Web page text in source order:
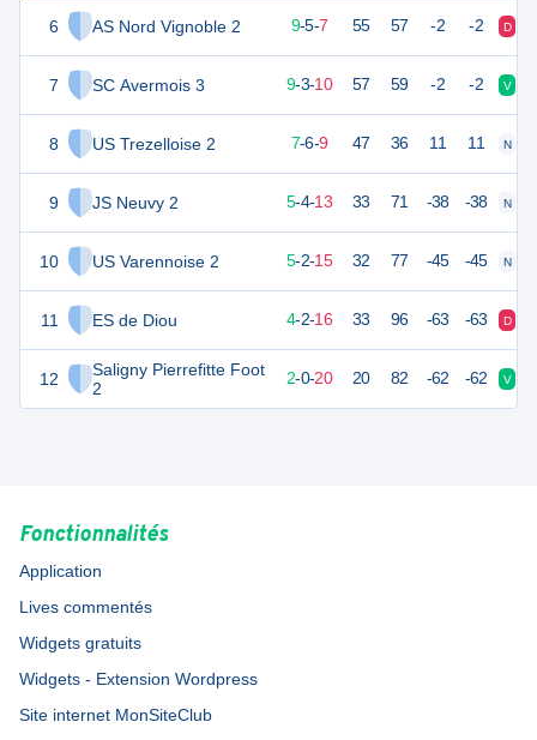
6 AS Nord Vignoble 2
7 SC Avermois 3
8 US Trezelloise 2
9 JS Neuvy 2
10 US Varennoise 2
11 ES de Diou
12
Saligny Pierrefitte Foot
2
31 9-5-7 55 57 -2 -2 D
9-3-10 57 59 -2 -2 V
27 7-6-9 47 36 11 11 N
5-4-13 33 71 -38 -38 N
17 5-2-15 32 77 -45 -45 N
4-2-16 33 96 -63 -63 D
6 22 2-0-20 20 82 -62 -62 V
Fonctionnalités
Application
Lives commentés
Widgets gratuits
Widgets - Extension Wordpress
Site internet MonSiteClub